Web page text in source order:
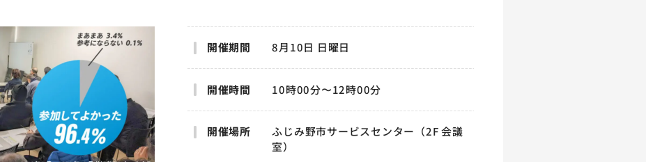
開催期間 8月10日 日曜日
開催時間 10時00分〜12時00分
開催場所
ふじみ野市サービスセンター（2F 会議
室）